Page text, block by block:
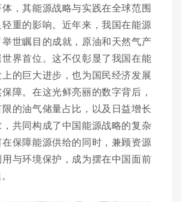
，其能源战略与实践在全球范围
重的影响。近年来，我国在能源
世瞩目的成就，原油和天然气产
界首位。这不仅彰显了我国在能
的巨大进步，也为国民经济发展
障。在这光鲜亮丽的数字背后，
的油气储量占比，以及日益增长
共同构成了中国能源战略的复杂
保障能源供给的同时，兼顾资源
与环境保护，成为摆在中国面前